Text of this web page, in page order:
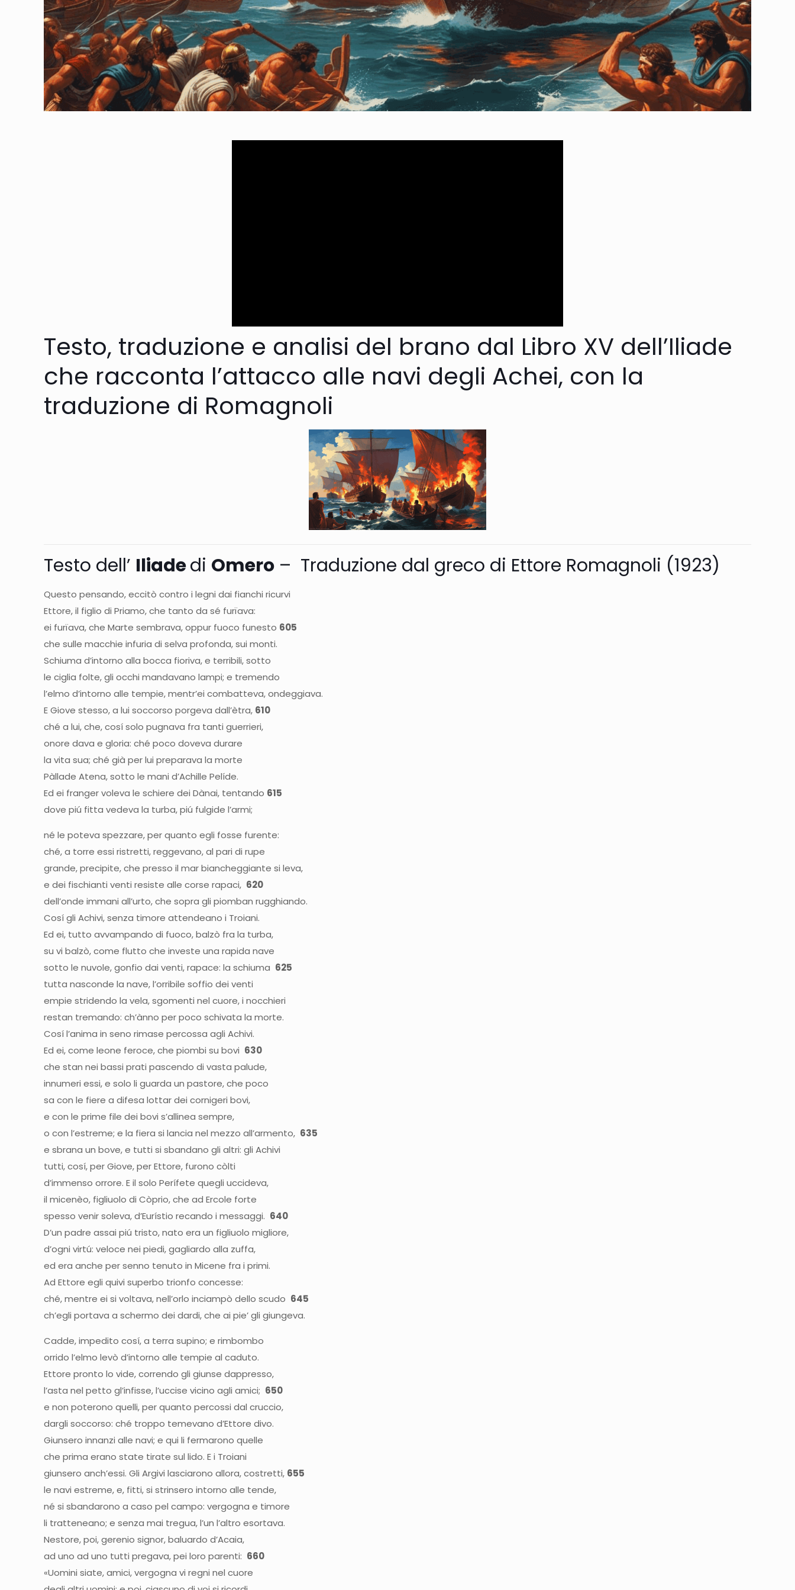
Testo, traduzione e analisi del brano dal Libro XV dell’Iliade
che racconta l’attacco alle navi degli Achei, con la
traduzione di Romagnoli
Testo dell’ Iliadedi Omero – Traduzione dal greco di Ettore Romagnoli (1923)
Questo pensando, eccitò contro i legni dai fianchi ricurvi
Ettore, il figlio di Priamo, che tanto da sé furïava:
ei furïava, che Marte sembrava, oppur fuoco funesto 605
che sulle macchie infuria di selva profonda, sui monti.
Schiuma d’intorno alla bocca fioriva, e terribili, sotto
le ciglia folte, gli occhi mandavano lampi; e tremendo
l’elmo d’intorno alle tempie, mentr’ei combatteva, ondeggiava.
E Giove stesso, a lui soccorso porgeva dall’ètra, 610
ché a lui, che, cosí solo pugnava fra tanti guerrieri,
onore dava e gloria: ché poco doveva durare
la vita sua; ché già per lui preparava la morte
Pàllade Atena, sotto le mani d’Achille Pelíde.
Ed ei franger voleva le schiere dei Dànai, tentando 615
dove piú fitta vedeva la turba, piú fulgide l’armi;
né le poteva spezzare, per quanto egli fosse furente:
ché, a torre essi ristretti, reggevano, al pari di rupe
grande, precipite, che presso il mar biancheggiante si leva,
e dei fischianti venti resiste alle corse rapaci, 620
dell’onde immani all’urto, che sopra gli piomban rugghiando.
Cosí gli Achivi, senza timore attendeano i Troiani.
Ed ei, tutto avvampando di fuoco, balzò fra la turba,
su vi balzò, come flutto che investe una rapida nave
sotto le nuvole, gonfio dai venti, rapace: la schiuma 625
tutta nasconde la nave, l’orribile soffio dei venti
empie stridendo la vela, sgomenti nel cuore, i nocchieri
restan tremando: ch’ànno per poco schivata la morte.
Cosí l’anima in seno rimase percossa agli Achivi.
Ed ei, come leone feroce, che piombi su bovi 630
che stan nei bassi prati pascendo di vasta palude,
innumeri essi, e solo li guarda un pastore, che poco
sa con le fiere a difesa lottar dei cornigeri bovi,
e con le prime file dei bovi s’allinea sempre,
o con l’estreme; e la fiera si lancia nel mezzo all’armento, 635
e sbrana un bove, e tutti si sbandano gli altri: gli Achivi
tutti, cosí, per Giove, per Ettore, furono còlti
d’immenso orrore. E il solo Perífete quegli uccideva,
il micenèo, figliuolo di Còprio, che ad Ercole forte
spesso venir soleva, d’Eurístio recando i messaggi. 640
D’un padre assai piú tristo, nato era un figliuolo migliore,
d’ogni virtú: veloce nei piedi, gagliardo alla zuffa,
ed era anche per senno tenuto in Micene fra i primi.
Ad Ettore egli quivi superbo trionfo concesse:
ché, mentre ei si voltava, nell’orlo inciampò dello scudo 645
ch’egli portava a schermo dei dardi, che ai pie’ gli giungeva.
Cadde, impedito cosí, a terra supino; e rimbombo
orrido l’elmo levò d’intorno alle tempie al caduto.
Ettore pronto lo vide, correndo gli giunse dappresso,
l’asta nel petto gl’infisse, l’uccise vicino agli amici; 650
e non poterono quelli, per quanto percossi dal cruccio,
dargli soccorso: ché troppo temevano d’Ettore divo.
Giunsero innanzi alle navi; e qui li fermarono quelle
che prima erano state tirate sul lido. E i Troiani
giunsero anch’essi. Gli Argivi lasciarono allora, costretti, 655
le navi estreme, e, fitti, si strinsero intorno alle tende,
né si sbandarono a caso pel campo: vergogna e timore
li tratteneano; e senza mai tregua, l’un l’altro esortava.
Nestore, poi, gerenio signor, baluardo d’Acaia,
ad uno ad uno tutti pregava, pei loro parenti: 660
«Uomini siate, amici, vergogna vi regni nel cuore